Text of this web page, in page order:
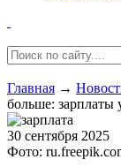
Главная →
больше: зарплаты
30 сентября 2025
Фото: